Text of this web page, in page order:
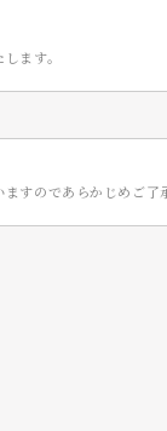
ます。
ますのであらかじめご了